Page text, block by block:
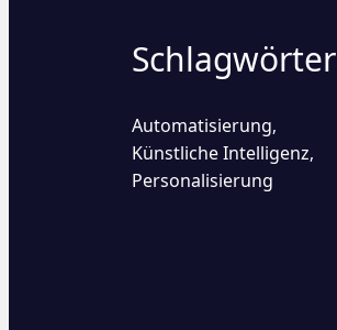
Schlagwörter
Automatisierung,
Künstliche Intelligenz,
Personalisierung